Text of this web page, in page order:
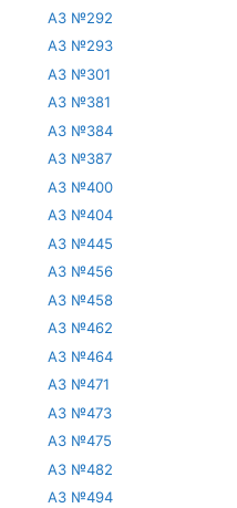
АЗ №292
АЗ №293
АЗ №301
АЗ №381
АЗ №384
АЗ №387
АЗ №400
АЗ №404
АЗ №445
АЗ №456
АЗ №458
АЗ №462
АЗ №464
АЗ №471
АЗ №473
АЗ №475
АЗ №482
АЗ №494